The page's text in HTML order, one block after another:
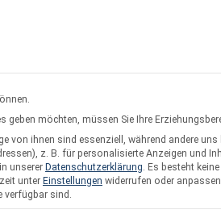
Solarzaun & Fassade
möchten, müssen Sie Ihre
von ihnen sind essenziell, während andere
z. B. für personalisierte Anzeigen und
unserer Datenschutzerklärung. Es besteht
unter Einstellungen widerrufen oder
verfügbar sind.